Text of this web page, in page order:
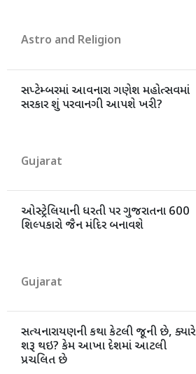
Astro and Religion
સપ્ટેમ્બરમાં આવનારા ગણેશ મહોત્સવમાં
સરકાર શું પરવાનગી આપશે ખરી?
Gujarat
ઓસ્ટ્રેલિયાની ધરતી પર ગુજરાતના 600
શિલ્પકારો જૈન મંદિર બનાવશે
Gujarat
સત્યનારાયણની કથા કેટલી જૂની છે, ક્યારે
શરૂ થઇ? કેમ આખા દેશમાં આટલી
પ્રચલિત છે